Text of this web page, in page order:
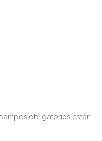
obligatorios están